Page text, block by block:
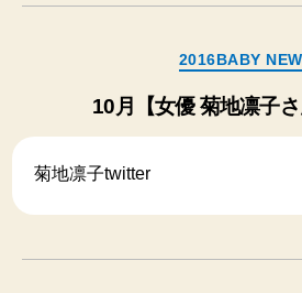
カ
テ
ゴ
リ
ー
2016BABY
10月【女優 菊地凛子
菊地凛子twitter